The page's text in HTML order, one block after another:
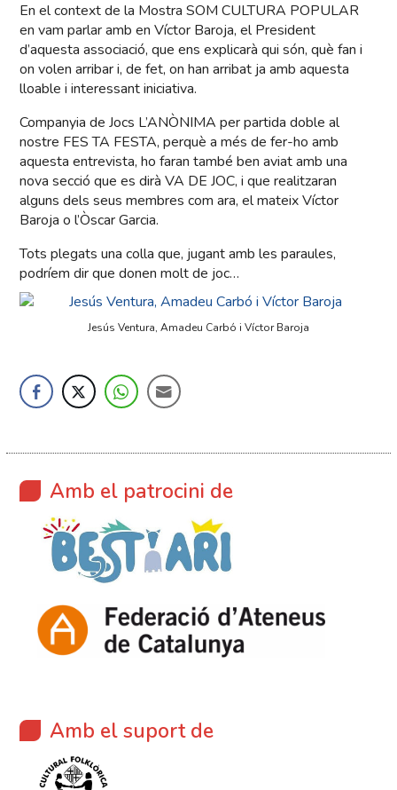
En el context de la Mostra SOM CULTURA POPULAR
en vam parlar amb en Víctor Baroja, el President
d’aquesta associació, que ens explicarà qui són, què fan i
on volen arribar i, de fet, on han arribat ja amb aquesta
lloable i interessant iniciativa.
Companyia de Jocs L’ANÒNIMA per partida doble al
nostre FES TA FESTA, perquè a més de fer-ho amb
aquesta entrevista, ho faran també ben aviat amb una
nova secció que es dirà VA DE JOC, i que realitzaran
alguns dels seus membres com ara, el mateix Víctor
Baroja o l’Òscar Garcia.
Tots plegats una colla que, jugant amb les paraules,
podríem dir que donen molt de joc…
Jesús Ventura, Amadeu Carbó i Víctor Baroja
Amb el patrocini de
Amb el suport de